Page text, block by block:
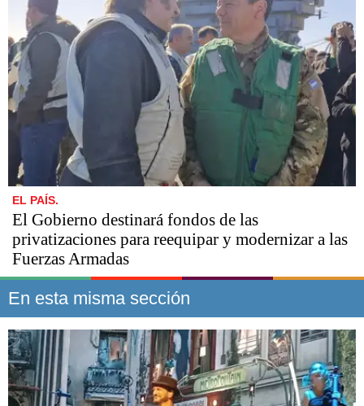
EL PAÍS.
El Gobierno destinará fondos de las
privatizaciones para reequipar y modernizar a las
Fuerzas Armadas
En esta misma sección